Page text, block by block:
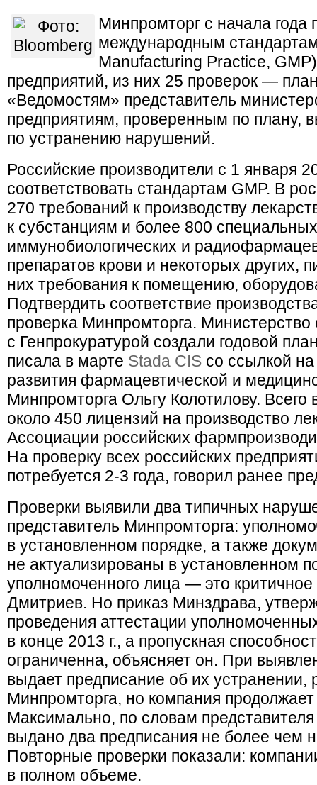
Минпромторг с начала года
международным
Manufacturing Practice,
предприятий, из них 25 проверок —
«Ведомостям» представитель
предприятиям, проверенным по плану,
по устранению нарушений.
Российские производители с 1 января
соответствовать стандартам GMP. В
270 требований к производству
к субстанциям и более 800
иммунобиологических и
препаратов крови и некоторых других,
них требования к помещению,
Подтвердить соответствие
проверка Минпромторга. Министерство
с Генпрокуратурой создали годовой
писала в марте Stada CIS со ссылкой
развития фармацевтической и
Минпромторга Ольгу Колотилову.
около 450 лицензий на производство
Ассоциации российских
На проверку всех российских
потребуется 2-3 года, говорил ранее
Проверки выявили два типичных
представитель Минпромторга:
в установленном порядке, а также
не актуализированы в установленном
уполномоченного лица — это критичное
Дмитриев. Но приказ Минздрава,
проведения аттестации
в конце 2013 г., а пропускная
ограниченна, объясняет он. При
выдает предписание об их устранении,
Минпромторга, но компания
Максимально, по словам
выдано два предписания не более чем
Повторные проверки показали:
в полном объеме.